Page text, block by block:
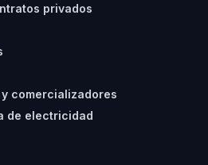
privados
y comercializadores
de electricidad